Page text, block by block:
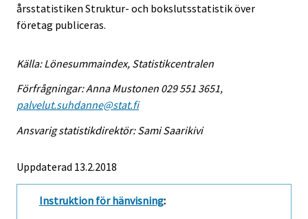
årsstatistiken Struktur- och bokslutsstatistik över
företag publiceras.
Källa: Lönesummaindex, Statistikcentralen
Förfrågningar: Anna Mustonen 029 551 3651,
palvelut.suhdanne@stat.fi
Ansvarig statistikdirektör: Sami Saarikivi
Uppdaterad 13.2.2018
Instruktion för hänvisning: